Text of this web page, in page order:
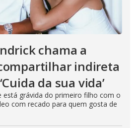
chama a
indireta
da sua vida’
está grávida do primeiro filho com o
com recado para quem gosta de